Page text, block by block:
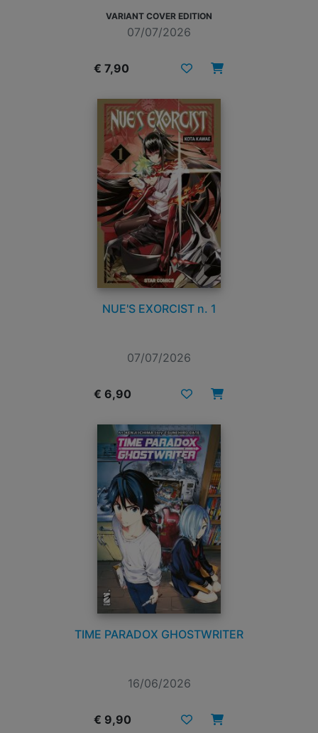
VARIANT COVER EDITION
07/07/2026
€ 7,90
NUE'S EXORCIST n. 1
07/07/2026
€ 6,90
TIME PARADOX GHOSTWRITER
16/06/2026
€ 9,90